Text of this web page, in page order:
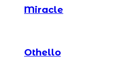
Miracle
Othello